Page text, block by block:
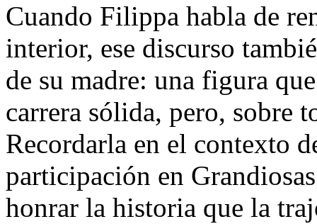
Cuando Filippa habla de
interior, ese discurso
de su madre: una figura
carrera sólida, pero, sobre
Recordarla en el contexto
participación en
honrar la historia que la